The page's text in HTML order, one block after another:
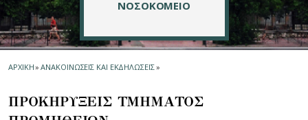
ΝΟΣΟΚΟΜΕΙΟ
ΑΡΧΙΚΗ» ΑΝΑΚΟΙΝΩΣΕΙΣ ΚΑΙ ΕΚΔΗΛΩΣΕΙΣ»
ΠΡΟΚΗΡΥΞΕΙΣ ΤΜΗΜΑΤΟΣ